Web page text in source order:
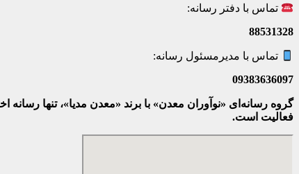
تماس با دفتر رسانه:
88531328
تماس با مدیرمسئول رسانه:
09383636097
گروه رسانه‌ای «نوآوران معدن» با برند «معدن مدیا»، تنها
فعالیت است.